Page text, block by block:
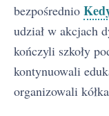
bezpośrednio
udział w akcjach
kończyli szkoły
kontynuowali
organizowali